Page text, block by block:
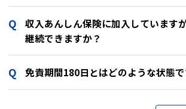
収入あんしん保険に加入しています
継続できますか？
免責期間180日とはどのような状態